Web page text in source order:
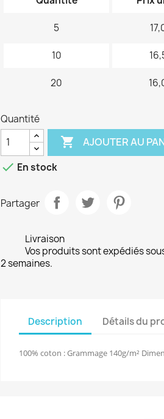
5
10
20
Quantité
 AJOUTER AU
 En stock
Partager
Livraison
Vos produits sont expédiés
2 semaines.
Description Détails du
100% coton : Grammage 140g/m²